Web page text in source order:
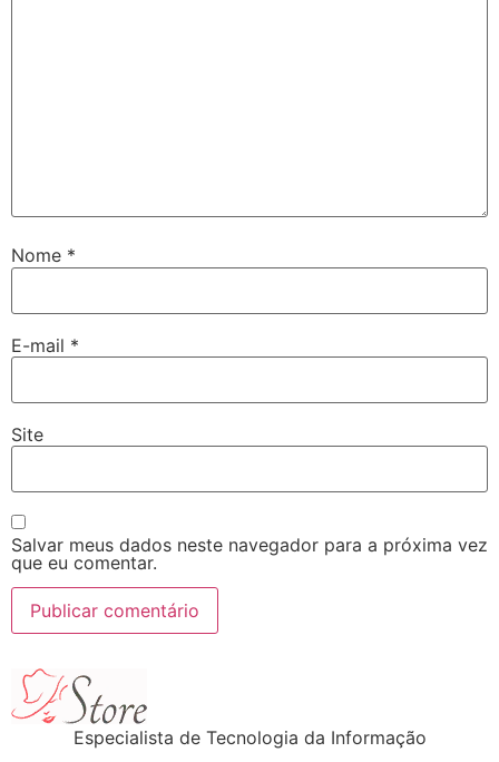
Nome *
E-mail *
Site
Salvar meus dados neste navegador para a próxima vez
que eu comentar.
Especialista de Tecnologia da Informação